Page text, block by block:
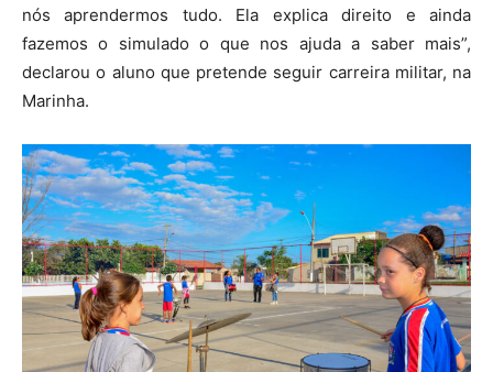
nós aprendermos tudo. Ela explica direito e ainda
fazemos o simulado o que nos ajuda a saber mais”,
declarou o aluno que pretende seguir carreira militar, na
Marinha.